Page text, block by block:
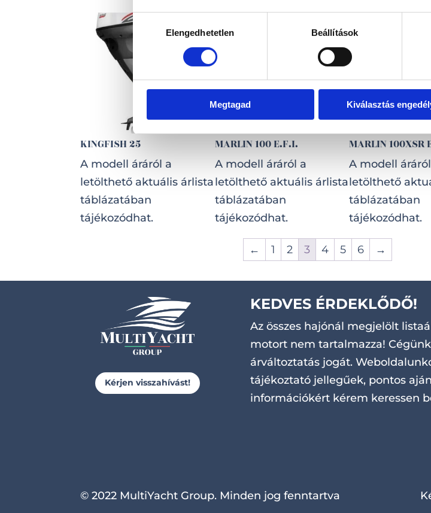
Hozzájárulás
kiválasztásaElengedhetetlen Beállítások
Megtagad Kiválasztás
KINGFISH 25
A modell áráról a
letölthető aktuális árlista
táblázatában
tájékozódhat.
MARLIN 100 E.F.I.
A modell áráról a
letölthető aktuális árlista
táblázatában
tájékozódhat.
MARLIN 100XSR
A modell
letölthető
táblázatában
tájékozódhat.
← 1 2 3 4 5 6 →
Kérjen visszahívást!
KEDVES ÉRDEKLŐDŐ!
Az összes hajónál megjelölt
motort nem tartalmazza!
árváltoztatás jogát.
tájékoztató jellegűek, pontos
információkért kérem keressen
© 2022 MultiYacht Group. Minden jog fenntartva